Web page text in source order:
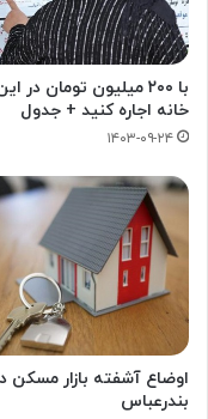
با ۲۰۰ میلیون تومان در
خانه اجاره کنید + جدول
۱۴۰۳-۰۹-۲۴
اوضاع آشفته بازار مسکن
بندرعباس